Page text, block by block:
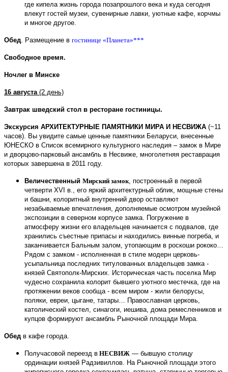
где кипела жизнь города позапрошлого века и куда сегодня
влекут гостей музеи, сувенирные лавки, уютные кафе, корчмы
и многое другое.
Обед. Размещение в гостинице «Планета»***
Свободное время.
Ночлег в Минске
16 августа(2 день)
Завтрак шведский стол в ресторане гостиницы.
Экскурсия АРХИТЕКТУРНЫЕ ПАМЯТНИКИ МИРА И НЕСВИЖА (~11
часов). Вы увидите самые ценные памятники Беларуси, внесенные
ЮНЕСКО в Список всемирного культурного наследия – замок в Мире
и дворцово-парковый ансамбль в Несвиже, многолетняя реставрация
которых завершена в 2011 году.
Величественный Мирский замок, построенный в первой
четверти XVI в., его яркий архитектурный облик, мощные стены
и башни, колоритный внутренний двор оставляют
незабываемые впечатления, дополняемые осмотром музейной
экспозиции в северном корпусе замка. Погружение в
атмосферу жизни его владельцев начинается с подвалов, где
хранились съестные припасы и находились винные погреба, и
заканчивается Бальным залом, утопающим в роскоши рококо…
Рядом с замком - исполненная в стиле модерн церковь-
усыпальница последних титулованных владельцев замка -
князей Святополк-Мирских. Историческая часть поселка Мир
чудесно сохранила колорит бывшего уютного местечка, где на
протяжении веков сообща - всем миром - жили белорусы,
поляки, евреи, цыгане, татары… Православная церковь,
католический костел, синагоги, иешива, дома ремесленников и
купцов формируют ансамбль Рыночной площади Мира.
Обед в кафе города.
Получасовой переезд в НЕСВИЖ — бывшую столицу
ординации князей Радзивиллов. На Рыночной площади этого